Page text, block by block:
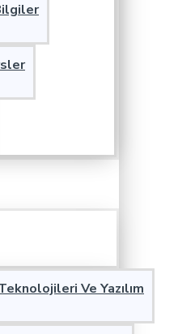
Ve Yazılım